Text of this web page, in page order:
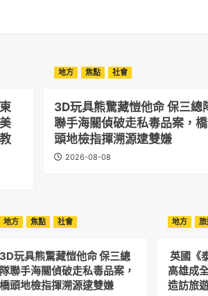
地方 焦點 社會
3D玩具熊驚藏愷他命 保三總
聯手海關偵破走私毒品案，橋
頭地檢指揮溯源逮雙嫌
2026-08-08
地方 焦點 社會
3D玩具熊驚藏愷他命 保三總
隊聯手海關偵破走私毒品案，
橋頭地檢指揮溯源逮雙嫌
地方
英國《
高雄成
造訪旅